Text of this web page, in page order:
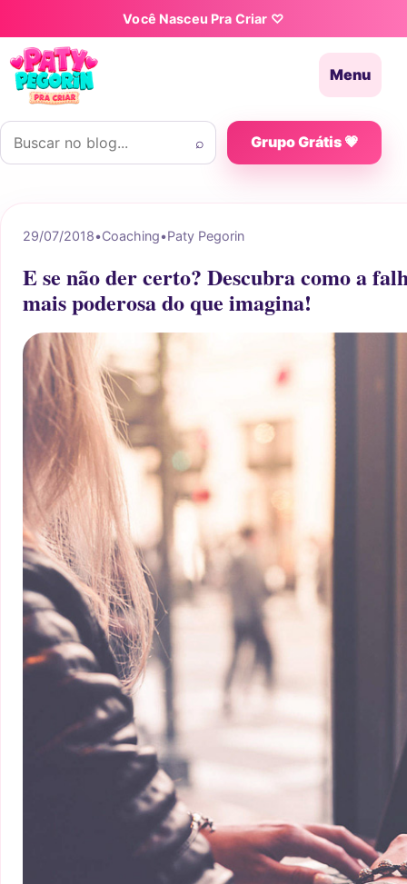
Pular para o conteúdoVocê Nasceu Pra Criar ♡
Menu
Buscar por:
⌕ Grupo Grátis 💗
29/07/2018•Coaching•Paty Pegorin
E se não der certo? Descubra como a
mais poderosa do que imagina!